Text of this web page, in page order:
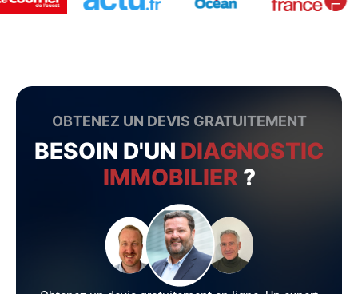
OBTENEZ UN DEVIS GRATUITEMENT
BESOIN D'UN DIAGNOSTIC
IMMOBILIER ?